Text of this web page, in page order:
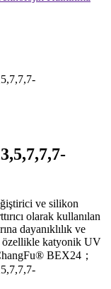
ve silikon
olarak kullanılan
dayanıklılık ve
özellikle katyonik UV
BEX24；